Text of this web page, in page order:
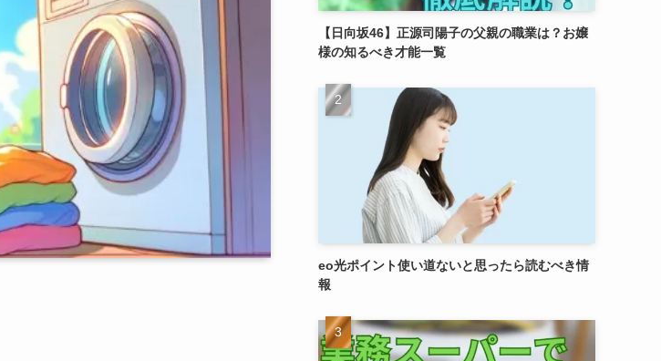
【日向坂46】正源司陽子の父親の職業は？お嬢
様の知るべき才能一覧
eo光ポイント使い道ないと思ったら読むべき情
報